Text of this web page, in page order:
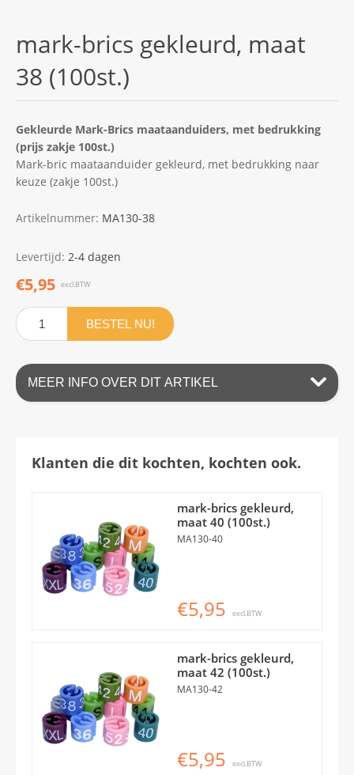
mark-brics gekleurd, maat
38 (100st.)
Gekleurde Mark-Brics maataanduiders, met bedrukking
(prijs zakje 100st.)
Mark-bric maataanduider gekleurd, met bedrukking naar
keuze (zakje 100st.)
Artikelnummer: MA130-38
Levertijd: 2-4 dagen
€5,95 excl.BTW
BESTEL NU!
MEER INFO OVER DIT ARTIKEL
Klanten die dit kochten, kochten ook.
mark-brics gekleurd,
maat 40 (100st.)
MA130-40
€5,95 excl.BTW
mark-brics gekleurd,
maat 42 (100st.)
MA130-42
€5,95 excl.BTW